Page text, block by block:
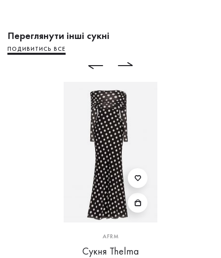
Переглянути інші сукні
ПОДИВИТИСЬ ВСЕ
AFRM
Сукня Thelma